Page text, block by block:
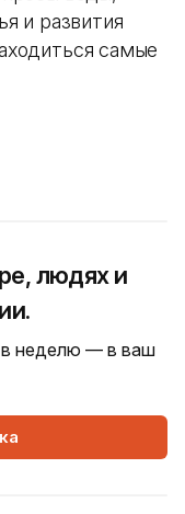
и развития
самые
людях и
в неделю — в ваш